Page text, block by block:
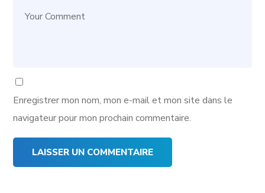
Enregistrer mon nom, mon e-mail et mon site dans le
navigateur pour mon prochain commentaire.